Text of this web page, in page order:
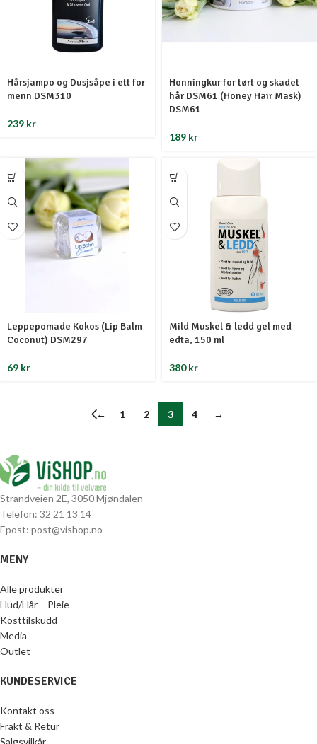
Hårsjampo og Dusjsåpe i ett for
menn DSM310
239 kr
Honningkur for tørt og skadet
hår DSM61 (Honey Hair Mask)
DSM61
189 kr
Leppepomade Kokos (Lip Balm
Coconut) DSM297
69 kr
Mild Muskel & ledd gel med
edta, 150 ml
380kr
← 1 2 3 4 →
Strandveien 2E, 3050 Mjøndalen
Telefon: 32 21 13 14
Epost: post@vishop.no
MENY
Alle produkter
Hud/Hår – Pleie
Kosttilskudd
Media
Outlet
KUNDESERVICE
Kontakt oss
Frakt & Retur
Salgsvilkår